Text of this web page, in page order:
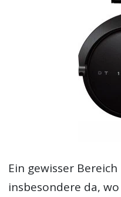
Ein gewisser
insbesondere da,